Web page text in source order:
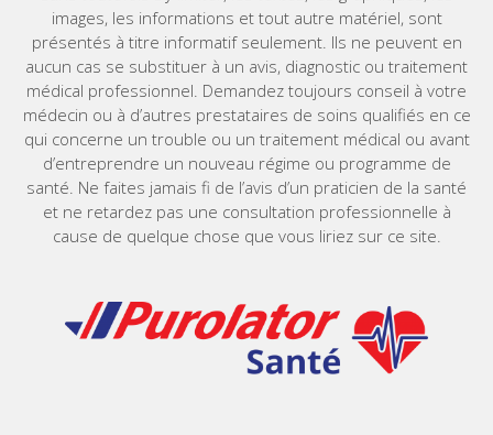
images, les informations et tout autre matériel, sont
présentés à titre informatif seulement. Ils ne peuvent en
aucun cas se substituer à un avis, diagnostic ou traitement
médical professionnel. Demandez toujours conseil à votre
médecin ou à d’autres prestataires de soins qualifiés en ce
qui concerne un trouble ou un traitement médical ou avant
d’entreprendre un nouveau régime ou programme de
santé. Ne faites jamais fi de l’avis d’un praticien de la santé
et ne retardez pas une consultation professionnelle à
cause de quelque chose que vous liriez sur ce site.
Home